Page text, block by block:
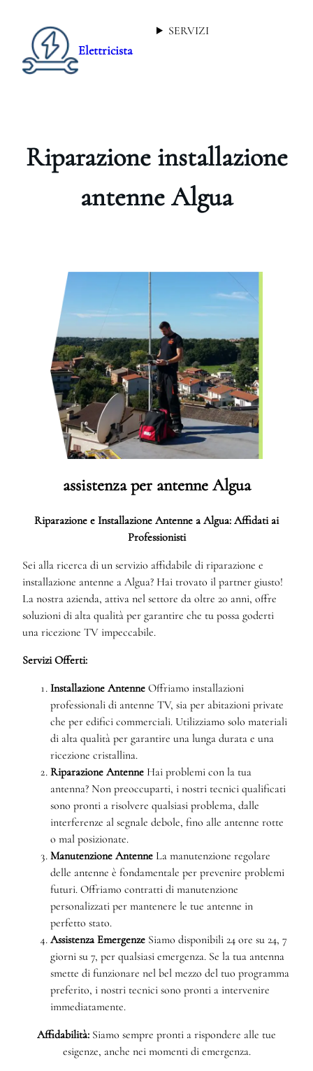
Elettricista
SERVIZI
Riparazione installazione
antenne Algua
assistenza per antenne Algua
Riparazione e Installazione Antenne a Algua: Affidati ai
Professionisti
Sei alla ricerca di un servizio affidabile di riparazione e
installazione antenne a Algua? Hai trovato il partner giusto!
La nostra azienda, attiva nel settore da oltre 20 anni, offre
soluzioni di alta qualità per garantire che tu possa goderti
una ricezione TV impeccabile.
Servizi Offerti:
Installazione Antenne Offriamo installazioni
professionali di antenne TV, sia per abitazioni private
che per edifici commerciali. Utilizziamo solo materiali
di alta qualità per garantire una lunga durata e una
ricezione cristallina.
Riparazione Antenne Hai problemi con la tua
antenna? Non preoccuparti, i nostri tecnici qualificati
sono pronti a risolvere qualsiasi problema, dalle
interferenze al segnale debole, fino alle antenne rotte
o mal posizionate.
Manutenzione Antenne La manutenzione regolare
delle antenne è fondamentale per prevenire problemi
futuri. Offriamo contratti di manutenzione
personalizzati per mantenere le tue antenne in
perfetto stato.
Assistenza Emergenze Siamo disponibili 24 ore su 24, 7
giorni su 7, per qualsiasi emergenza. Se la tua antenna
smette di funzionare nel bel mezzo del tuo programma
preferito, i nostri tecnici sono pronti a intervenire
immediatamente.
Affidabilità: Siamo sempre pronti a rispondere alle tue
esigenze, anche nei momenti di emergenza.